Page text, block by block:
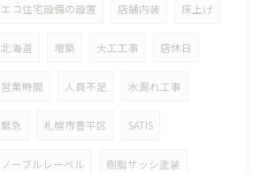
エコ住宅設備の設置 店舗内装 床上げ
北海道 増築 大工工事 店休日
営業時間 人員不足 水漏れ工事
緊急 札幌市豊平区 SATIS
ノーブルレーベル 樹脂サッシ塗装